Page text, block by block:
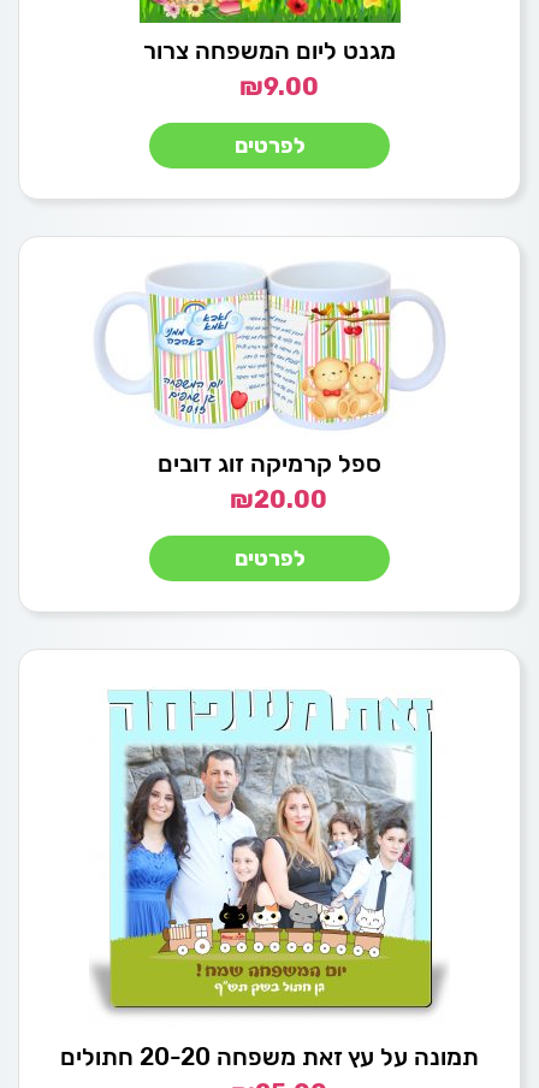
מגנט ליום המשפחה צרור
₪9.00
לפרטים
ספל קרמיקה זוג דובים
₪20.00
לפרטים
תמונה על עץ זאת משפחה 20-20 חתולים